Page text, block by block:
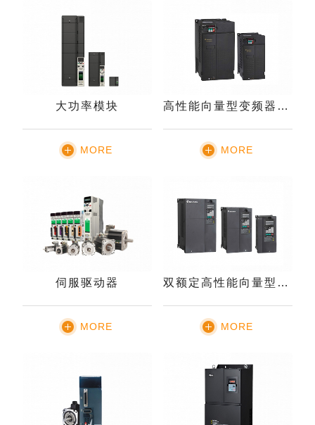
大功率模块
MORE
高性能向量型变频器SE3
MORE
伺服驱动器
MORE
双额定高性能向量型变频器 SA3
MORE